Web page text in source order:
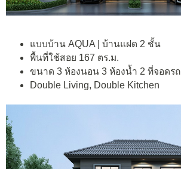
แบบบ้าน AQUA | บ้านแฝด 2 ชั้น
พื้นที่ใช้สอย 167 ตร.ม.
ขนาด 3 ห้องนอน 3 ห้องน้ำ 2 ที่จอดรถ
Double Living, Double Kitchen